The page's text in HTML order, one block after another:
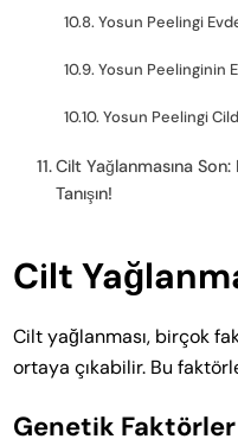
Yosun Peelingi
Yosun Peelinginin
Yosun Peelingi
Cilt Yağlanmasına
Tanışın!
Cilt
Cilt yağlanması, birçok
ortaya çıkabilir. Bu
Genetik Faktörler